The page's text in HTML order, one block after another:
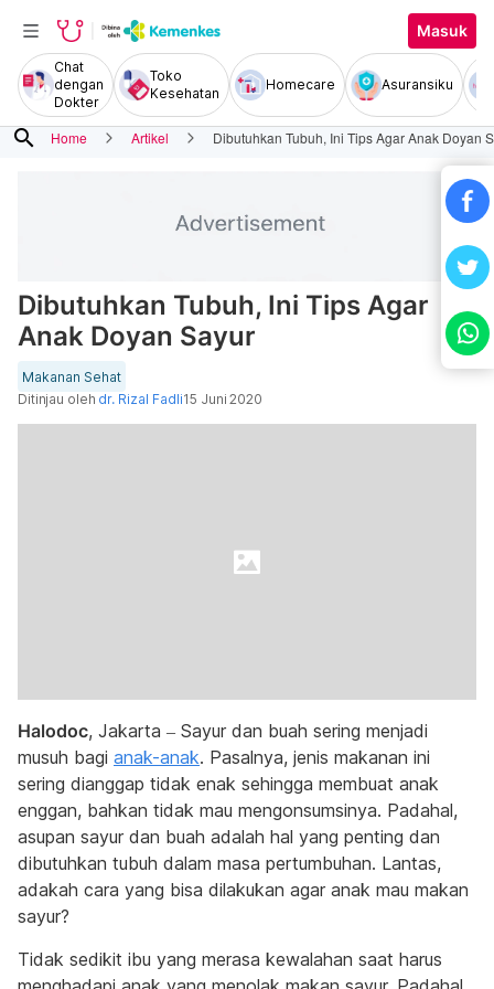
Masuk
Chat
dengan
Dokter
Toko
Kesehatan
Homecare Asuransiku
search Home Artikel Dibutuhkan Tubuh, Ini Tips Agar Anak Doyan
Dibutuhkan Tubuh, Ini Tips Agar
Anak Doyan Sayur
Makanan Sehat
Ditinjau oleh dr. Rizal Fadli15 Juni 2020
Halodoc, Jakarta – Sayur dan buah sering menjadi
musuh bagi anak-anak. Pasalnya, jenis makanan ini
sering dianggap tidak enak sehingga membuat anak
enggan, bahkan tidak mau mengonsumsinya. Padahal,
asupan sayur dan buah adalah hal yang penting dan
dibutuhkan tubuh dalam masa pertumbuhan. Lantas,
adakah cara yang bisa dilakukan agar anak mau makan
sayur?
Tidak sedikit ibu yang merasa kewalahan saat harus